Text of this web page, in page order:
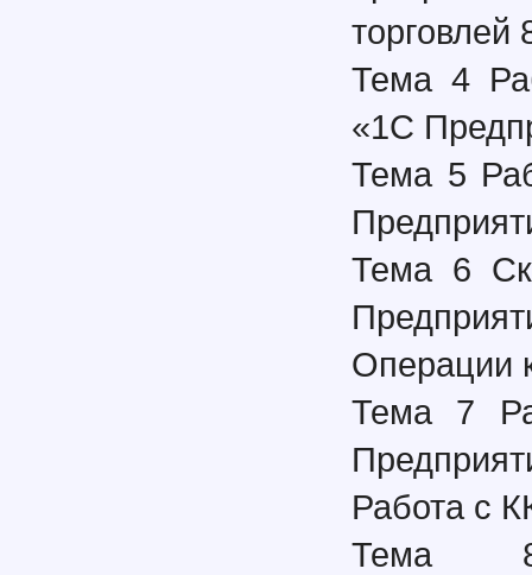
торговлей
Тема 4
«1С
Тема 5
Тема 6
Операции
Тема 7
Работа с
Тема 8